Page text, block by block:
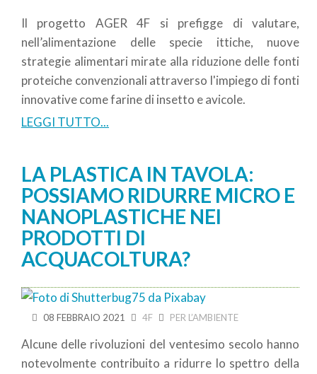
Il progetto AGER 4F si prefigge di valutare,
nell’alimentazione delle specie ittiche, nuove
strategie alimentari mirate alla riduzione delle fonti
proteiche convenzionali attraverso l'impiego di fonti
innovative come farine di insetto e avicole.
LEGGI TUTTO...
LA PLASTICA IN TAVOLA:
POSSIAMO RIDURRE MICRO E
NANOPLASTICHE NEI
PRODOTTI DI
ACQUACOLTURA?
08 FEBBRAIO 2021 4F PER L’AMBIENTE
Alcune delle rivoluzioni del ventesimo secolo hanno
notevolmente contribuito a ridurre lo spettro della